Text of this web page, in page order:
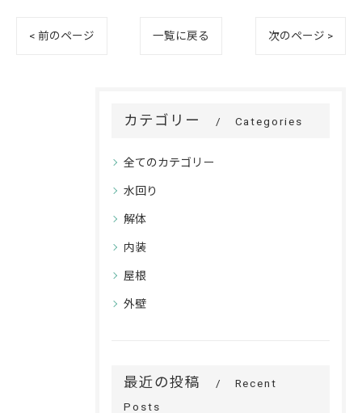
< 前のページ 一覧に戻る 次のページ >
カテゴリー Categories
全てのカテゴリー
水回り
解体
内装
屋根
外壁
最近の投稿
Recent
Posts